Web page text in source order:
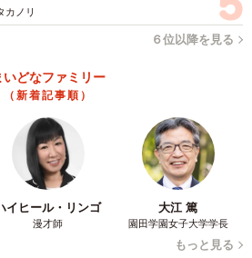
るのか…」「ハッピージャムジャ
です」などの反応。X投稿には表示
ャム」だけでなく、サンフレッチ
スを温かく迎えるファジアーノ岡
で並んで観戦する両チームのサポー
他チームのサポーターからも驚き
カノリ
６位以降を見る
いどなファミリー
（新着記事順）
イヒール・リンゴ
漫才師
大江 篤
園田学園女子大学学長
もっと見る